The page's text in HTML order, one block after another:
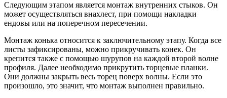
Следующим этапом является монтаж внутренних стыков. Он
может осуществляться внахлест, при помощи накладки
ендовы или на поперечном пересечении.
Монтаж конька относится к заключительному этапу. Когда все
листы зафиксированы, можно прикручивать конек. Он
крепится также с помощью шурупов на каждой второй волне
профиля. Далее необходимо прикрутить торцевые планки.
Они должны закрыть весь торец поверх волны. Если это
произошло, это значит, что монтаж выполнен правильно.